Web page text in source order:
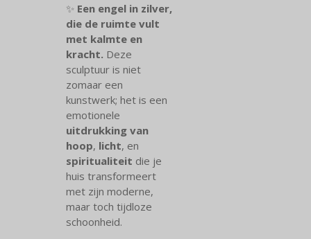
✨ Een engel in zilver,
die de ruimte vult
met kalmte en
kracht. Deze
sculptuur is niet
zomaar een
kunstwerk; het is een
emotionele
uitdrukking van
hoop, licht, en
spiritualiteit die je
huis transformeert
met zijn moderne,
maar toch tijdloze
schoonheid.